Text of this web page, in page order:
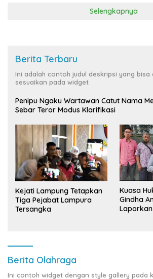
Selengkapnya
Berita Terbaru
Ini adalah contoh judul deskripsi yang bisa
sesuaikan pada widget
Penipu Ngaku Wartawan Catut Nama
Sebar Teror Modus Klarifikasi
Kejati Lampung Tetapkan
Tiga Pejabat Lampura
Tersangka
Kuasa
Gindha
Berita Olahraga
Ini contoh widget dengan style gallery pada